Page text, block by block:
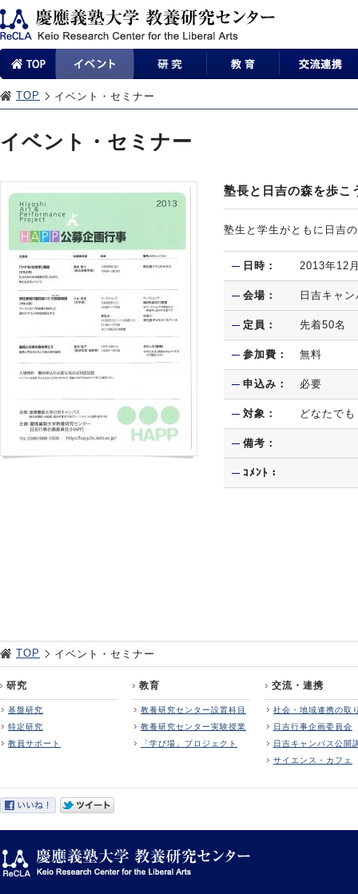
TOP イベント・セミナー
イベント・セミナー
塾長と日吉の森を歩こ
塾生と学生がともに日吉
日時： 2013年12
会場： 日吉キャ
定員： 先着50名
参加費： 無料
申込み： 必要
対象： どなたでも
備考：
ｺﾒﾝﾄ：
TOP イベント・セミナー
研究
基盤研究
特定研究
教員サポート
教育
教養研究センター設置科目
教養研究センター実験授業
「学び場」プロジェクト
交流・連携
社会・地域連携の取
日吉行事企画委員会
日吉キャンパス公開
サイエンス・カフェ